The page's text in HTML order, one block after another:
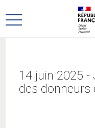
au
menu
au
contenu
Ouvrir
14 juin 2025
des donneurs